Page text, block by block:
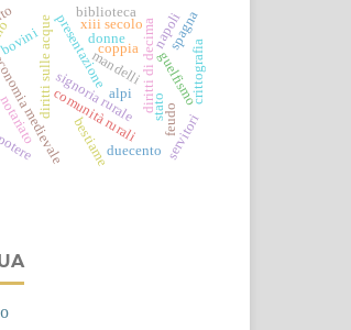
presentazione
signoria rurale
mandelli
diritti sulle acque
medievale alpi diritti di decima
comunità rurali
bestiameduecento
xiii secolo
notariato statofeudo
coppia
servitori
guelfismo
donne
biblioteca
crittografia
spagna
napoli